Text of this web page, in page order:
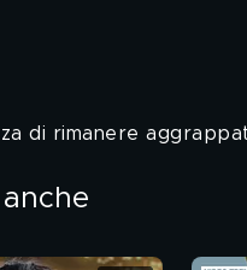
di rimanere